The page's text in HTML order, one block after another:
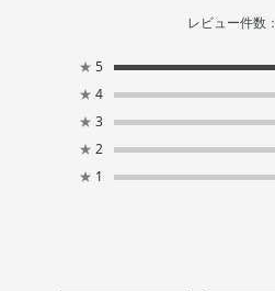
レビュー件数：
★ 5
★ 4
★ 3
★ 2
★ 1